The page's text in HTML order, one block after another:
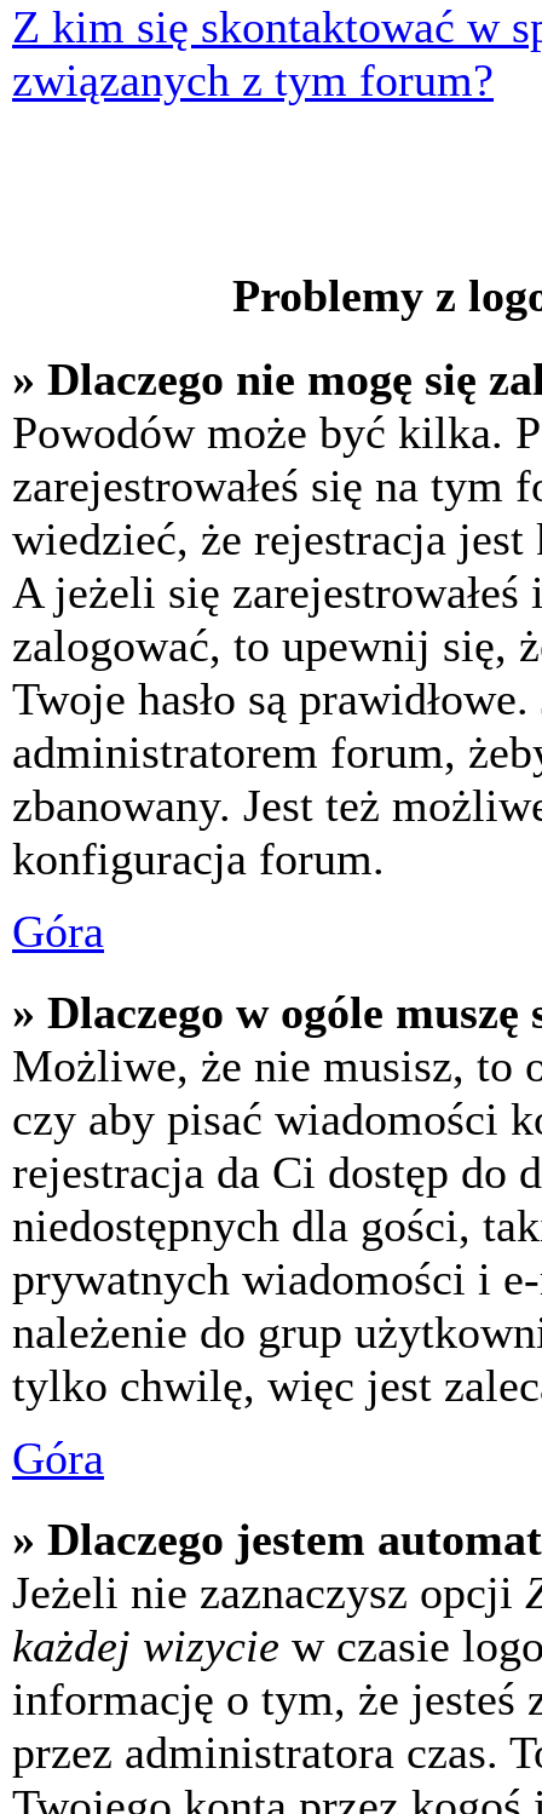
Z kim się skontaktować w
związanych z tym forum?
Problemy z
» Dlaczego nie mogę się
Powodów może być kilka.
zarejestrowałeś się na tym
wiedzieć, że rejestracja
A jeżeli się
zalogować, to upewnij się,
Twoje hasło są
administratorem forum,
zbanowany. Jest też
konfiguracja forum.
Góra
» Dlaczego w ogóle
Możliwe, że nie musisz, to
czy aby pisać wiadomości
rejestracja da Ci dostęp do
niedostępnych dla gości,
prywatnych wiadomości i
należenie do grup
tylko chwilę, więc jest
Góra
» Dlaczego jestem
Jeżeli nie zaznaczysz opcji
każdej wizycie w czasie
informację o tym, że jesteś
przez administratora czas.